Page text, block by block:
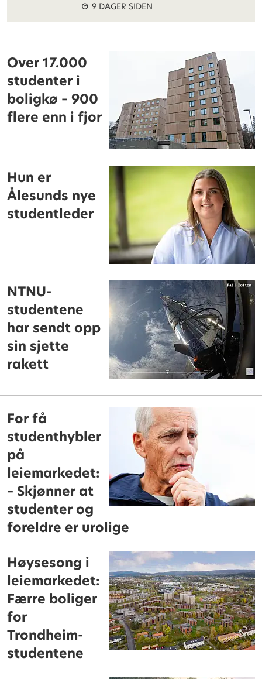
9 DAGER SIDEN
Over 17.000
studenter i
boligkø – 900
flere enn i fjor
Hun er
Ålesunds nye
studentleder
NTNU-
studentene
har sendt opp
sin sjette
rakett
For få
studenthybler
på
leiemarkedet:
– Skjønner at
studenter og
foreldre er urolige
Høysesong i
leiemarkedet:
Færre boliger
for
Trondheim-
studentene